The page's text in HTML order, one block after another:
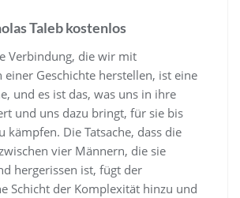
Taleb kostenlos
Verbindung, die wir mit
einer Geschichte herstellen, ist eine
und es ist das, was uns in ihre
und uns dazu bringt, für sie bis
kämpfen. Die Tatsache, dass die
vier Männern, die sie
hergerissen ist, fügt der
Schicht der Komplexität hinzu und